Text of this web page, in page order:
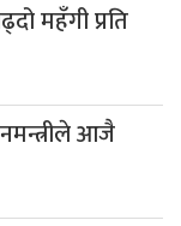
महँगी प्रति
आजै